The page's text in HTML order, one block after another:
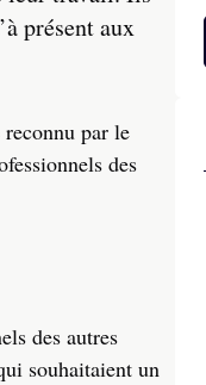
présent aux
reconnu par le
des
des autres
souhaitaient un